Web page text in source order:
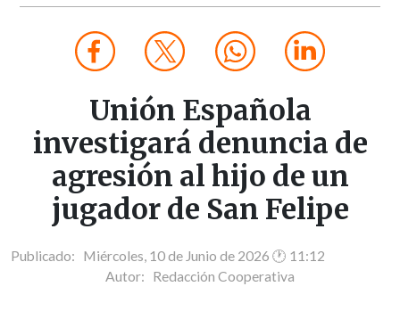
Unión Española
investigará denuncia de
agresión al hijo de un
jugador de San Felipe
Publicado: Miércoles, 10 de Junio de 2026 🕐 11:12
Autor: Redacción Cooperativa